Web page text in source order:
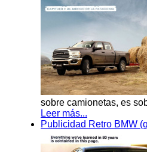
sobre camionetas, es
Leer más...
Publicidad Retro BMW